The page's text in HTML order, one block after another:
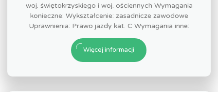
woj. świętokrzyskiego i woj. ościennych Wymagania
konieczne: Wykształcenie: zasadnicze zawodowe
Uprawnienia: Prawo jazdy kat. C Wymagania inne:
Więcej informacji